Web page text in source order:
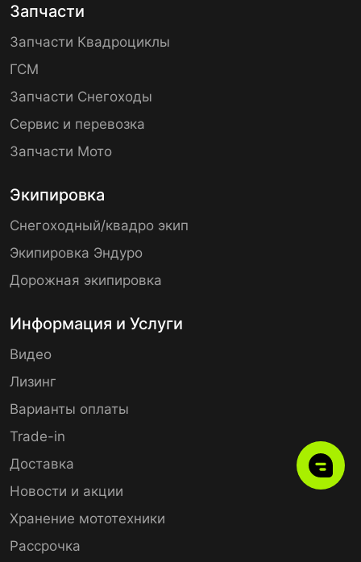
Запчасти
Запчасти Квадроциклы
ГСМ
Запчасти Снегоходы
Сервис и перевозка
Запчасти Мото
Экипировка
Снегоходный/квадро экип
Экипировка Эндуро
Дорожная экипировка
Информация и Услуги
Видео
Лизинг
Варианты оплаты
Trade-in
Доставка
Новости и акции
Хранение мототехники
Рассрочка